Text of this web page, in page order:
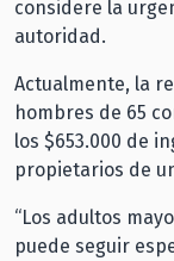
considere la
autoridad.
Actualmente, la
hombres de 65
los $653.000 de
propietarios de
“Los adultos
puede seguir